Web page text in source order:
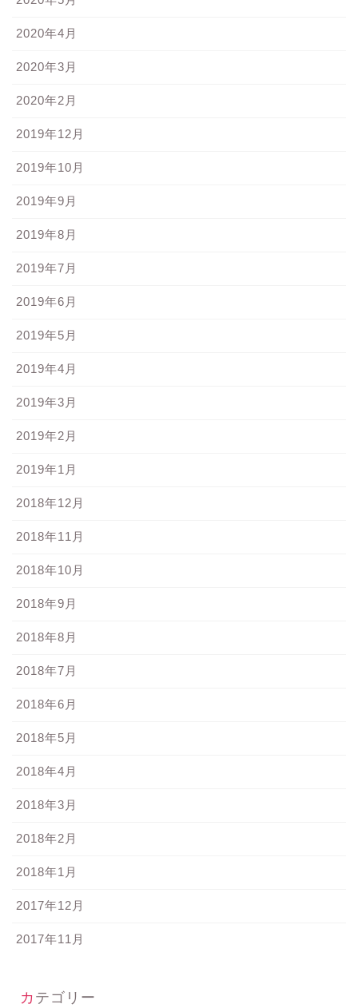
2020年4月
2020年3月
2020年2月
2019年12月
2019年10月
2019年9月
2019年8月
2019年7月
2019年6月
2019年5月
2019年4月
2019年3月
2019年2月
2019年1月
2018年12月
2018年11月
2018年10月
2018年9月
2018年8月
2018年7月
2018年6月
2018年5月
2018年4月
2018年3月
2018年2月
2018年1月
2017年12月
2017年11月
カテゴリー